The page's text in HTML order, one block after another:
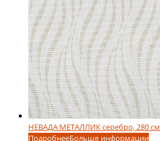
НЕВАДА МЕТАЛЛИК серебро, 280 см
ПодробнееБольше информации